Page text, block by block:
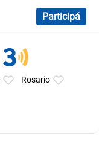
Participá
Rosario